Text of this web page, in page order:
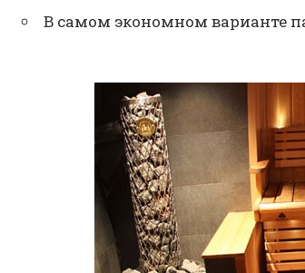
В самом экономном варианте